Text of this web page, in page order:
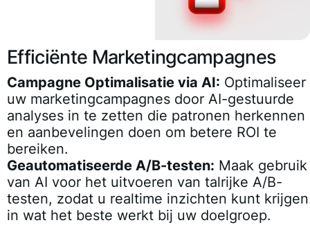
Efficiënte Marketingcampagnes
Campagne Optimalisatie via AI: Optimaliseer
uw marketingcampagnes door AI-gestuurde
analyses in te zetten die patronen herkennen
en aanbevelingen doen om betere ROI te
bereiken.
Geautomatiseerde A/B-testen: Maak gebruik
van AI voor het uitvoeren van talrijke A/B-
testen, zodat u realtime inzichten kunt krijgen
in wat het beste werkt bij uw doelgroep.